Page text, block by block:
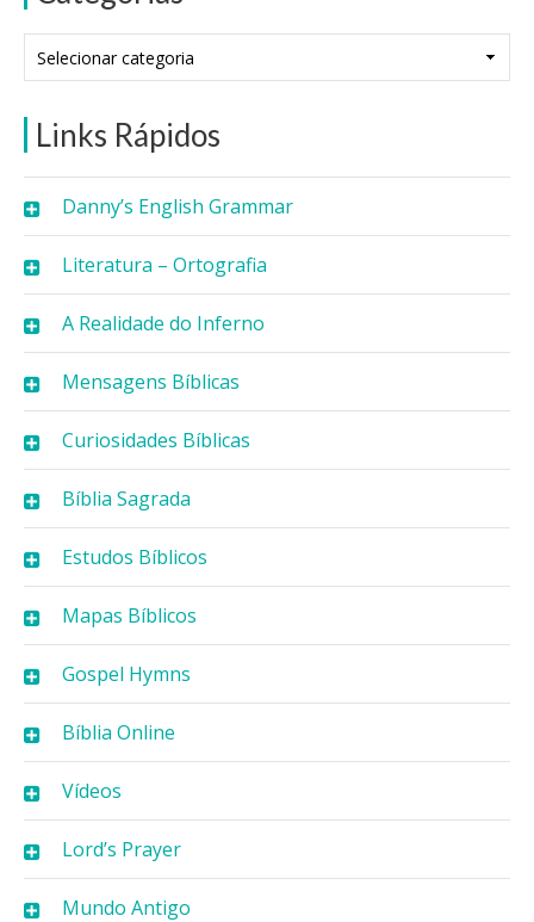
Links Rápidos
Danny’s English Grammar
Literatura – Ortografia
A Realidade do Inferno
Mensagens Bíblicas
Curiosidades Bíblicas
Bíblia Sagrada
Estudos Bíblicos
Mapas Bíblicos
Gospel Hymns
Bíblia Online
Vídeos
Lord’s Prayer
Mundo Antigo